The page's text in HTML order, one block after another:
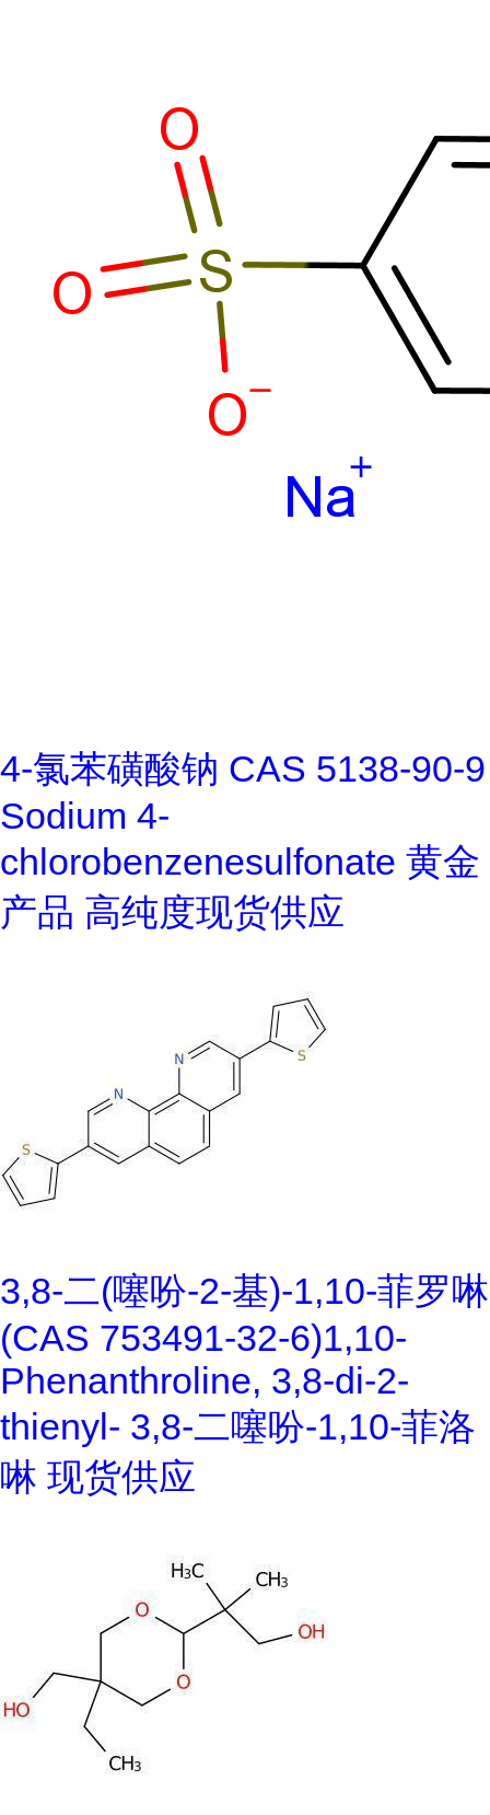
4-氯苯磺酸钠 CAS 5138-90-9
Sodium 4-
chlorobenzenesulfonate 黄金
产品 高纯度现货供应
3,8-二(噻吩-2-基)-1,10-菲罗啉
(CAS 753491-32-6)1,10-
Phenanthroline, 3,8-di-2-
thienyl- 3,8-二噻吩-1,10-菲洛
啉 现货供应